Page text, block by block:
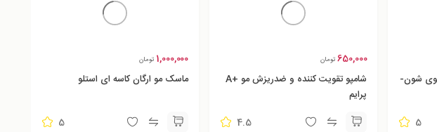
شون-
5
650,000 تومان
شامپو تقویت کننده و ضدریزش مو +A
پرایم
4.5
1,000,000 تومان
ماسک مو ارگان کاسه ای استلو
5